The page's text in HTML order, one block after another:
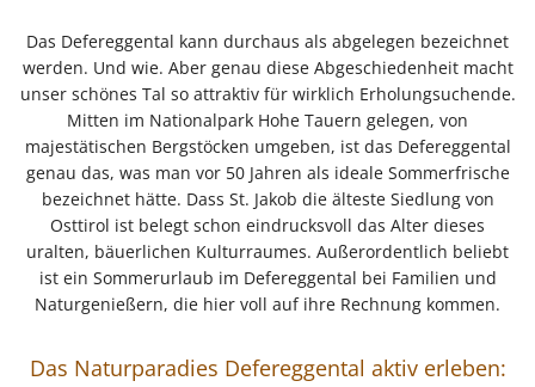
Das Defereggental kann durchaus als abgelegen bezeichnet
werden. Und wie. Aber genau diese Abgeschiedenheit macht
unser schönes Tal so attraktiv für wirklich Erholungsuchende.
Mitten im Nationalpark Hohe Tauern gelegen, von
majestätischen Bergstöcken umgeben, ist das Defereggental
genau das, was man vor 50 Jahren als ideale Sommerfrische
bezeichnet hätte. Dass St. Jakob die älteste Siedlung von
Osttirol ist belegt schon eindrucksvoll das Alter dieses
uralten, bäuerlichen Kulturraumes. Außerordentlich beliebt
ist ein Sommerurlaub im Defereggental bei Familien und
Naturgenießern, die hier voll auf ihre Rechnung kommen.
Das Naturparadies Defereggental aktiv erleben: